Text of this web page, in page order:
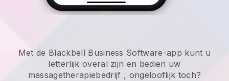
Met de Blackbell Business Software-app kunt u
letterlijk overal zijn en bedien uw
massagetherapiebedrijf , ongelooflijk toch?